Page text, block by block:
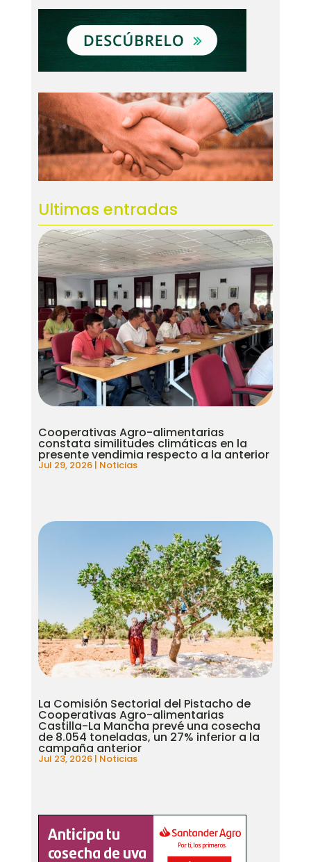
Ultimas entradas
Cooperativas Agro-alimentarias
constata similitudes climáticas en la
presente vendimia respecto a la anterior
Jul 29, 2026| Noticias
La Comisión Sectorial del Pistacho de
Cooperativas Agro-alimentarias
Castilla-La Mancha prevé una cosecha
de 8.054 toneladas, un 27% inferior a la
campaña anterior
Jul 23, 2026| Noticias